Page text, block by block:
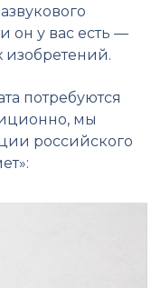
он у вас есть —
изобретений.
потребуются
мы
российского